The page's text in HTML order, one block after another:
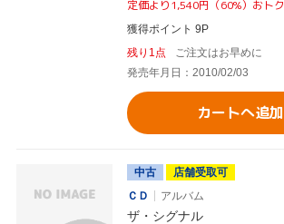
定価より1,540円（60%）おトク
獲得ポイント 9P
残り1点
ご注文はお早めに
発売年月日：2010/02/03
カートへ追加
中古
店舗受取可
ＣＤ
アルバム
ザ・シグナル